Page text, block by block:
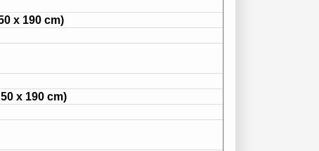
x 190 cm)
x 190 cm)